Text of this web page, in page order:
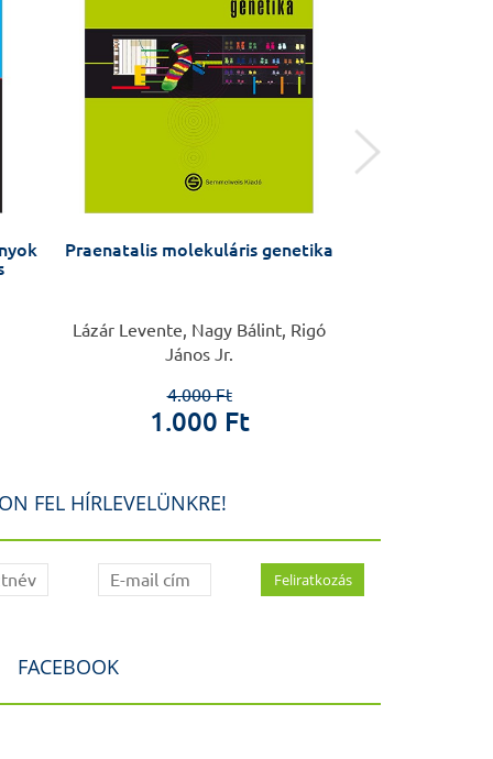
Praenatalis molekuláris genetika
Lázár Levente, Nagy Bálint, Rigó
János Jr.
4.000 Ft
1.000 Ft
FEL HÍRLEVELÜNKRE!
FACEBOOK